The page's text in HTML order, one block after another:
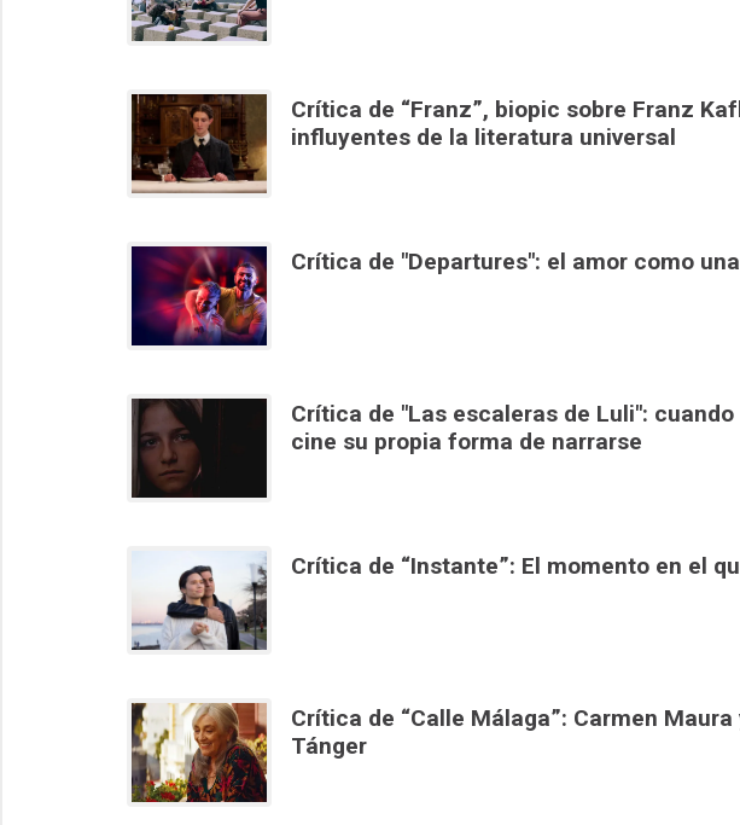
Crítica de “Franz”, biopic sobre Franz
influyentes de la literatura universal
Crítica de "Departures": el amor como
Crítica de "Las escaleras de Luli":
cine su propia forma de narrarse
Crítica de “Instante”: El momento en el
Crítica de “Calle Málaga”: Carmen
Tánger